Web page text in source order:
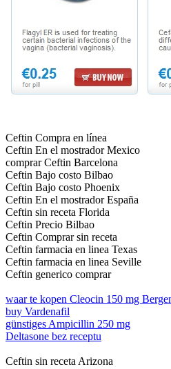
Ceftin Compra en línea
Ceftin En el mostrador Mexico
comprar Ceftin Barcelona
Ceftin Bajo costo Bilbao
Ceftin Bajo costo Phoenix
Ceftin En el mostrador España
Ceftin sin receta Florida
Ceftin Precio Bilbao
Ceftin Comprar sin receta
Ceftin farmacia en linea Texas
Ceftin farmacia en linea Seville
Ceftin generico comprar
waar te kopen Cleocin 150 mg
buy Vardenafil
günstiges Ampicillin 250 mg
Deltasone bez receptu
Ceftin sin receta Arizona